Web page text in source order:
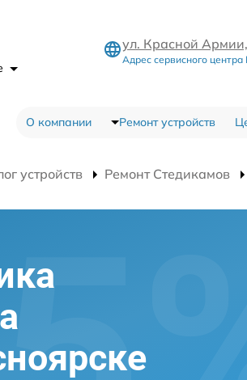
ул. Красной
Адрес сервисного центра
О компании Ремонт устройств
устройств Ремонт Стедикамов